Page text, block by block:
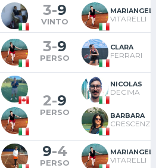
3-9
VINTO VITARELLI
3-9
PERSO
CLARA
FERRARI
2-9
PERSO
NICOLAS
DECIMA
BARBARA
CRESCENZO
9-4
PERSO VITARELLI